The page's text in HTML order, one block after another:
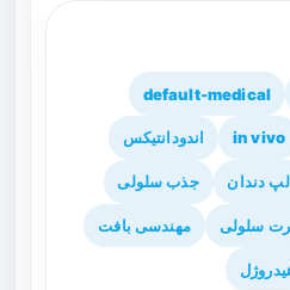
default-medical
in vivo اندودانتیکس
دندان جذب سلولی
سلولی مهندسی بافت